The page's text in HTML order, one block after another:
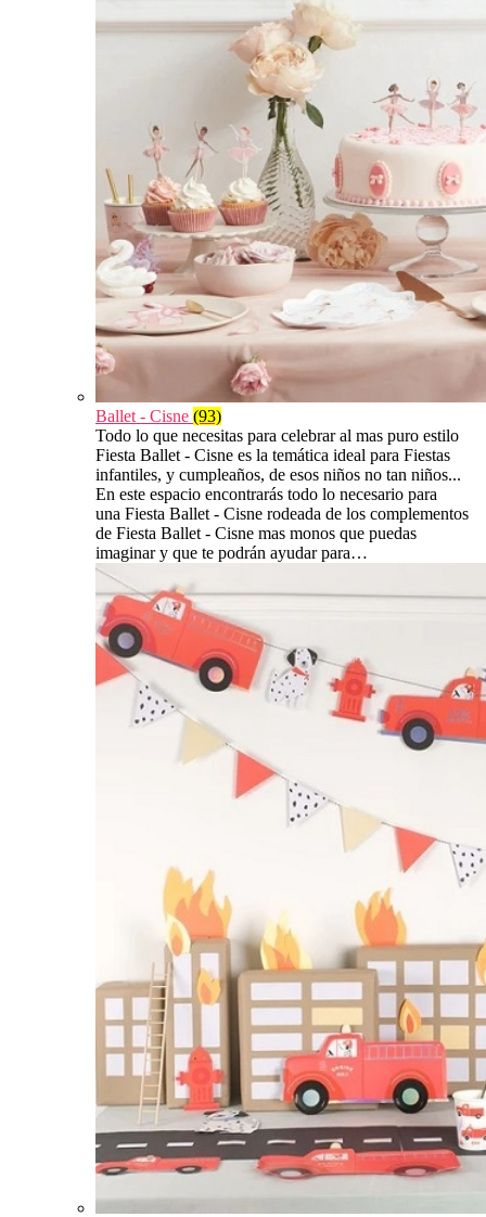
Ballet - Cisne (93)
Todo lo que necesitas para celebrar al mas puro estilo
Fiesta Ballet - Cisne es la temática ideal para Fiestas
infantiles, y cumpleaños, de esos niños no tan niños...
En este espacio encontrarás todo lo necesario para
una Fiesta Ballet - Cisne rodeada de los complementos
de Fiesta Ballet - Cisne mas monos que puedas
imaginar y que te podrán ayudar para…